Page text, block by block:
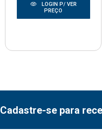
LOGIN P/ VER
PREÇO
Cadastre-se para